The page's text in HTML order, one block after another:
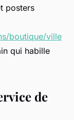
posters
boutique/ville
qui habille
de